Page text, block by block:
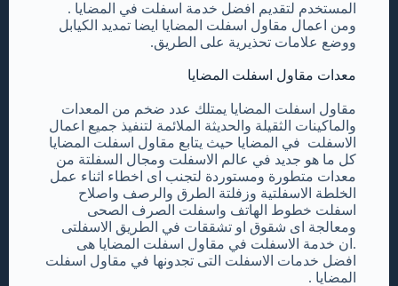
المستخدم لتقديم افضل خدمة اسفلت في المضايا .
ومن اعمال مقاول اسفلت المضايا ايضا تمديد الكيابل
ووضع علامات تحذيرية على الطريق.
معدات مقاول اسفلت المضايا
مقاول اسفلت المضايا يمتلك عدد ضخم من المعدات
والماكينات الثقيلة والحديثة الملائمة لتنفيذ جميع اعمال
الاسفلت في المضايا حيث يتابع مقاول اسفلت المضايا
كل ما هو جديد في عالم الاسفلت ومجال السفلتة من
معدات متطورة ومستوردة لتجنب اى اخطاء اثناء عمل
الخلطة الاسفلتية وزفلتة الطرق والرصف واصلاح
اسفلت خطوط الهاتف واسفلت الصرف الصحى
ومعالجة اى شقوق او تشققات في الطريق الاسفلتى
.ان خدمة الاسفلت في مقاول اسفلت المضايا هى
افضل خدمات الاسفلت التى تجدونها في مقاول اسفلت
المضايا .